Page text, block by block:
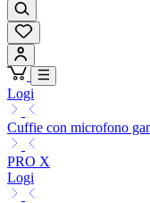
Logi
Cuffie con microfono
PRO X
Logi